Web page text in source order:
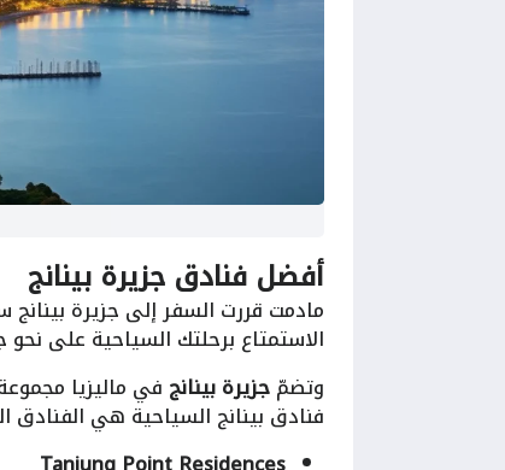
أفضل فنادق جزيرة بينانج
مادمت قررت السفر إلى جزيرة
الاستمتاع برحلتك السياحية على نحو
وتضمّجزيرة بينانج في ماليزيا
فنادق بينانج السياحية هي الفنادق